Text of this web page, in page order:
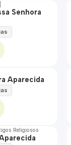
Senhora
Aparecida
Religiosos